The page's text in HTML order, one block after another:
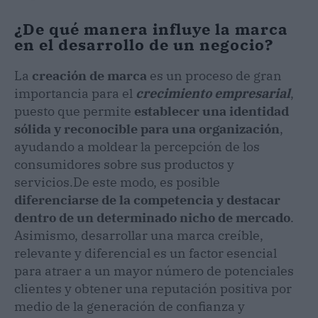
¿De qué manera influye la marca
en el desarrollo de un negocio?
La creación de marca es un proceso de gran
importancia para el crecimiento empresarial,
puesto que permite establecer una identidad
sólida y reconocible para una organización,
ayudando a moldear la percepción de los
consumidores sobre sus productos y
servicios.De este modo, es posible
diferenciarse de la competencia y destacar
dentro de un determinado nicho de mercado.
Asimismo, desarrollar una marca creíble,
relevante y diferencial es un factor esencial
para atraer a un mayor número de potenciales
clientes y obtener una reputación positiva por
medio de la generación de confianza y